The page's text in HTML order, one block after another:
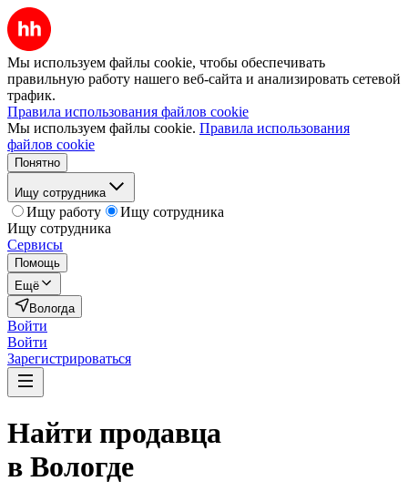
Мы используем файлы cookie, чтобы обеспечивать
правильную работу нашего веб-сайта и анализировать сетевой
трафик.
Правила использования файлов cookie
Мы используем файлы cookie. Правила использования
файлов cookie
Понятно
Ищу сотрудника
Ищу работу
Ищу сотрудника
Ищу сотрудника
Сервисы
Помощь
Ещё
Вологда
Войти
Войти
Зарегистрироваться
Найти продавца
в Вологде